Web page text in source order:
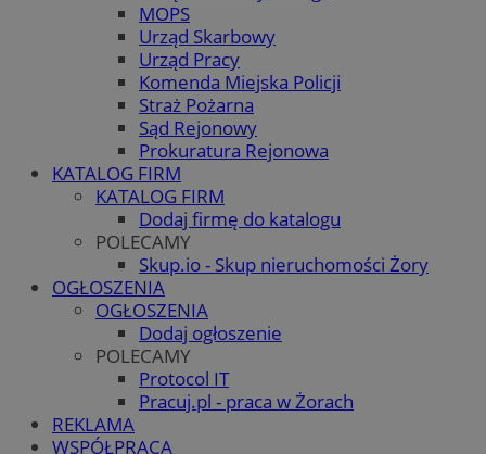
MOPS
Urząd Skarbowy
Urząd Pracy
Komenda Miejska Policji
Straż Pożarna
Sąd Rejonowy
Prokuratura Rejonowa
KATALOG FIRM
KATALOG FIRM
Dodaj firmę do katalogu
POLECAMY
Skup.io - Skup nieruchomości Żory
OGŁOSZENIA
OGŁOSZENIA
Dodaj ogłoszenie
POLECAMY
Protocol IT
Pracuj.pl - praca w Żorach
REKLAMA
WSPÓŁPRACA